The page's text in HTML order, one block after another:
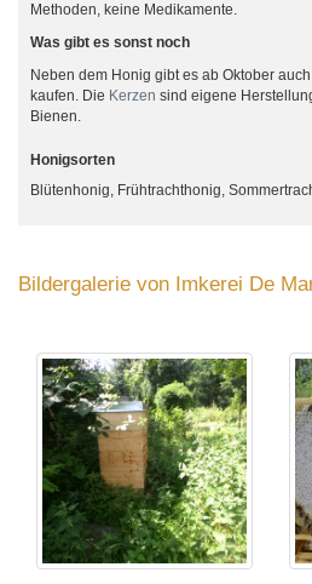
Methoden, keine Medikamente.
Was gibt es sonst noch
Neben dem Honig gibt es ab Oktober
kaufen. Die Kerzen sind eigene
Bienen.
Honigsorten
Blütenhonig, Frühtrachthonig,
Bildergalerie von Imkerei De